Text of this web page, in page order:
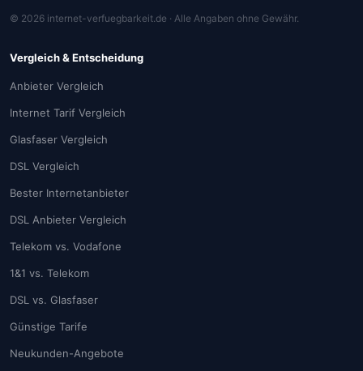
© 2026 internet-verfuegbarkeit.de · Alle Angaben ohne Gewähr.
Vergleich & Entscheidung
Anbieter Vergleich
Internet Tarif Vergleich
Glasfaser Vergleich
DSL Vergleich
Bester Internetanbieter
DSL Anbieter Vergleich
Telekom vs. Vodafone
1&1 vs. Telekom
DSL vs. Glasfaser
Günstige Tarife
Neukunden-Angebote